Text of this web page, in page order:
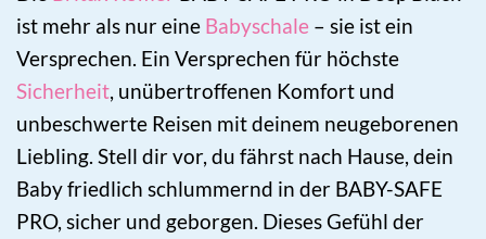
ist mehr als nur eine Babyschale – sie ist ein
Versprechen. Ein Versprechen für höchste
Sicherheit, unübertroffenen Komfort und
unbeschwerte Reisen mit deinem neugeborenen
Liebling. Stell dir vor, du fährst nach Hause, dein
Baby friedlich schlummernd in der BABY-SAFE
PRO, sicher und geborgen. Dieses Gefühl der